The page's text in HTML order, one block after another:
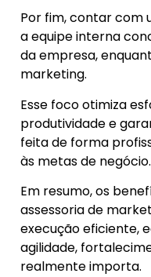
Por fim, contar com
a equipe interna
da empresa,
marketing.
Esse foco otimiza
produtividade e
feita de forma
às metas de negócio.
Em resumo, os
assessoria de
execução eficiente,
agilidade,
realmente importa.